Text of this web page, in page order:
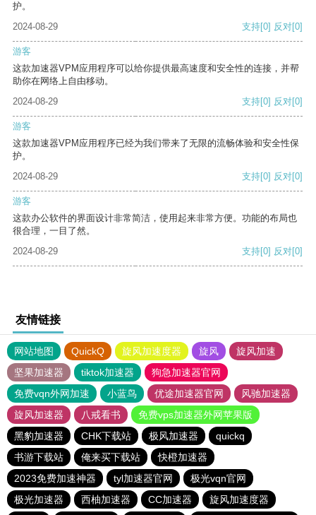
护。
2024-08-29
支持[0] 反对[0]
游客
这款加速器VPM应用程序可以给你提供最高速度和安全性的连接，并帮
助你在网络上自由移动。
2024-08-29
支持[0] 反对[0]
游客
这款加速器VPM应用程序已经为我们带来了无限的流畅体验和安全性保
护。
2024-08-29
支持[0] 反对[0]
游客
这款办公软件的界面设计非常简洁，使用起来非常方便。功能的布局也
很合理，一目了然。
2024-08-29
支持[0] 反对[0]
友情链接
网站地图 QuickQ 旋风加速度器 旋风
旋风加速
坚果加速器
tiktok加速器
狗急加速器官网
免费vqn外网加速
小蓝鸟 优途加速器官网
风驰加速器
旋风加速器
八戒看书
免费vps加速器外网苹果版
黑豹加速器
CHK下载站 极风加速器
quickq
书游下载站
俺来买下载站
快橙加速器
2023免费加速神器
tyl加速器官网
极光vqn官网
极光加速器
西柚加速器 CC加速器 旋风加速度器